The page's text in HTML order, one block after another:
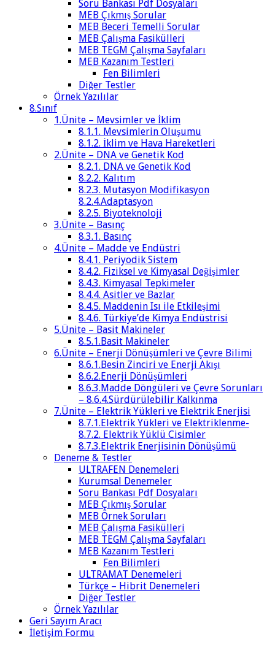
Soru Bankası Pdf Dosyaları
MEB Çıkmış Sorular
MEB Beceri Temelli Sorular
MEB Çalışma Fasikülleri
MEB TEGM Çalışma Sayfaları
MEB Kazanım Testleri
Fen Bilimleri
Diğer Testler
Örnek Yazılılar
8.Sınıf
1.Ünite – Mevsimler ve İklim
8.1.1. Mevsimlerin Oluşumu
8.1.2. İklim ve Hava Hareketleri
2.Ünite – DNA ve Genetik Kod
8.2.1. DNA ve Genetik Kod
8.2.2. Kalıtım
8.2.3. Mutasyon Modifikasyon
8.2.4.Adaptasyon
8.2.5. Biyoteknoloji
3.Ünite – Basınç
8.3.1. Basınç
4.Ünite – Madde ve Endüstri
8.4.1. Periyodik Sistem
8.4.2. Fiziksel ve Kimyasal Değişimler
8.4.3. Kimyasal Tepkimeler
8.4.4. Asitler ve Bazlar
8.4.5. Maddenin Isı ile Etkileşimi
8.4.6. Türkiye’de Kimya Endüstrisi
5.Ünite – Basit Makineler
8.5.1.Basit Makineler
6.Ünite – Enerji Dönüşümleri ve Çevre Bilimi
8.6.1.Besin Zinciri ve Enerji Akışı
8.6.2.Enerji Dönüşümleri
8.6.3.Madde Döngüleri ve Çevre Sorunları
– 8.6.4.Sürdürülebilir Kalkınma
7.Ünite – Elektrik Yükleri ve Elektrik Enerjisi
8.7.1.Elektrik Yükleri ve Elektriklenme-
8.7.2. Elektrik Yüklü Cisimler
8.7.3.Elektrik Enerjisinin Dönüşümü
Deneme & Testler
ULTRAFEN Denemeleri
Kurumsal Denemeler
Soru Bankası Pdf Dosyaları
MEB Çıkmış Sorular
MEB Örnek Soruları
MEB Çalışma Fasikülleri
MEB TEGM Çalışma Sayfaları
MEB Kazanım Testleri
Fen Bilimleri
ULTRAMAT Denemeleri
Türkçe – Hibrit Denemeleri
Diğer Testler
Örnek Yazılılar
Geri Sayım Aracı
İletişim Formu